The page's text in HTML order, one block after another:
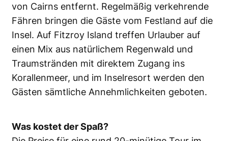
von Cairns entfernt. Regelmäßig verkehrende
Fähren bringen die Gäste vom Festland auf die
Insel. Auf Fitzroy Island treffen Urlauber auf
einen Mix aus natürlichem Regenwald und
Traumstränden mit direktem Zugang ins
Korallenmeer, und im Inselresort werden den
Gästen sämtliche Annehmlichkeiten geboten.
Was kostet der Spaß?